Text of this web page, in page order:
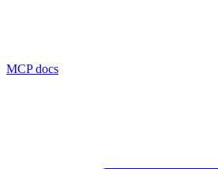
MCP docs